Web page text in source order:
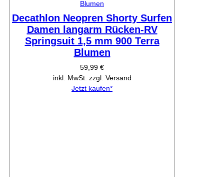
Decathlon Neopren Shorty Surfen
Damen langarm Rücken-RV
Springsuit 1,5 mm 900 Terra
Blumen
59,99 €
inkl. MwSt. zzgl. Versand
Jetzt kaufen*